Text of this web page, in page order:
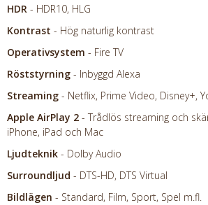
HDR - HDR10, HLG
Kontrast - Hög naturlig kontrast
Operativsystem - Fire TV
Röststyrning - Inbyggd Alexa
Streaming - Netflix, Prime Video, Disney+,
Apple AirPlay 2 - Trådlös streaming och
iPhone, iPad och Mac
Ljudteknik - Dolby Audio
Surroundljud - DTS-HD, DTS Virtual
Bildlägen - Standard, Film, Sport, Spel m.fl.